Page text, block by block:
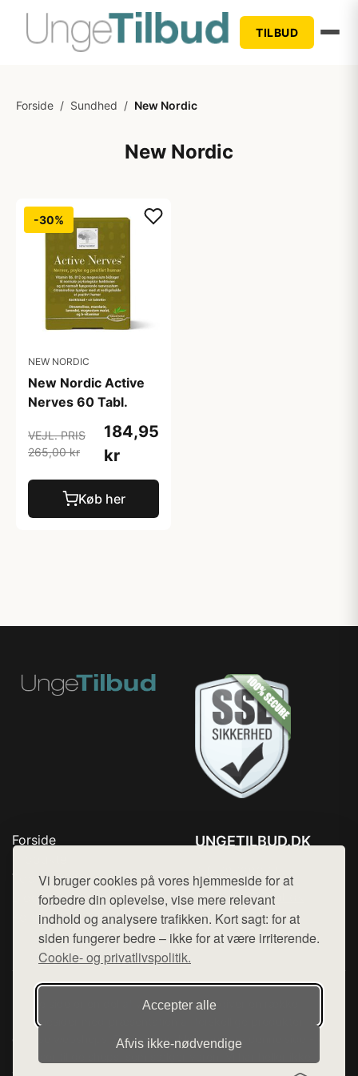
Vi bruger cookies på vores hjemmeside for at
forbedre din oplevelse, vise mere relevant
indhold og analysere trafikken. Kort sagt: for at
siden fungerer bedre – ikke for at være irriterende.
Cookie- og privatlivspolitik.
Accepter alle
Afvis ikke‑nødvendige
TILBUD
Forside / Sundhed / New Nordic
New Nordic
-30%
NEW NORDIC
New Nordic Active
Nerves 60 Tabl.
VEJL. PRIS
265,00 kr
184,95
kr
Køb her
Forside
Top Rabatter
Blog
Kontakt
UNGETILBUD.DK
Mail: hej@want.dk
Cookie- og privatlivspolitik
Denne side er en del af want.dk, der udgiver en række
hjemmesider med præsentation af forskellige produkter fra
diverse webshops. Der sælges ikke varer fra denne side - vi